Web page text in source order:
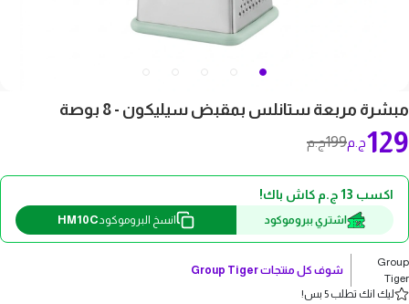
مبشرة مربعة ستانلس بمقبض سيليكون - 8 بوصة
199ج.م 129ج.م
اكسب 13 ج.م كاش باك!
اشتري ببروموكود انسخ البروموكود HM10C
Group
Tiger
شوف كل منتجاتGroup Tiger
ليك انك تطلب 5 بس!